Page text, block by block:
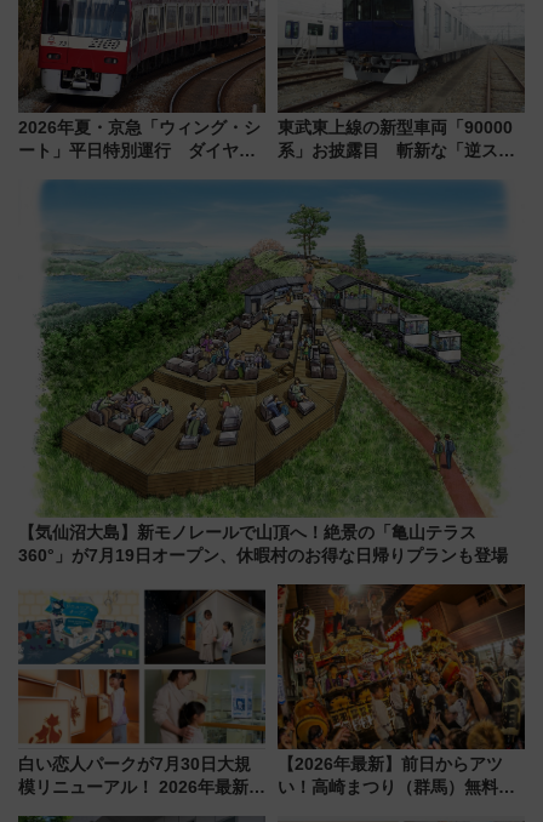
2026年夏・京急「ウィング・シ
ート」平日特別運行 ダイヤ・
東武東上線の新型車両「90000
系」お披露目 斬新な「逆スラ
放的な車内空間に注目、デビュ
ーは9月
【気仙沼大島】新モノレールで山頂へ！絶景の「亀山テラス
360°」が7月19日オープン、休暇村のお得な日帰りプランも登場
白い恋人パークが7月30日大規
模リニューアル！ 2026年最新の
【2026年最新】前日からアツ
い！高崎まつり（群馬）無料観